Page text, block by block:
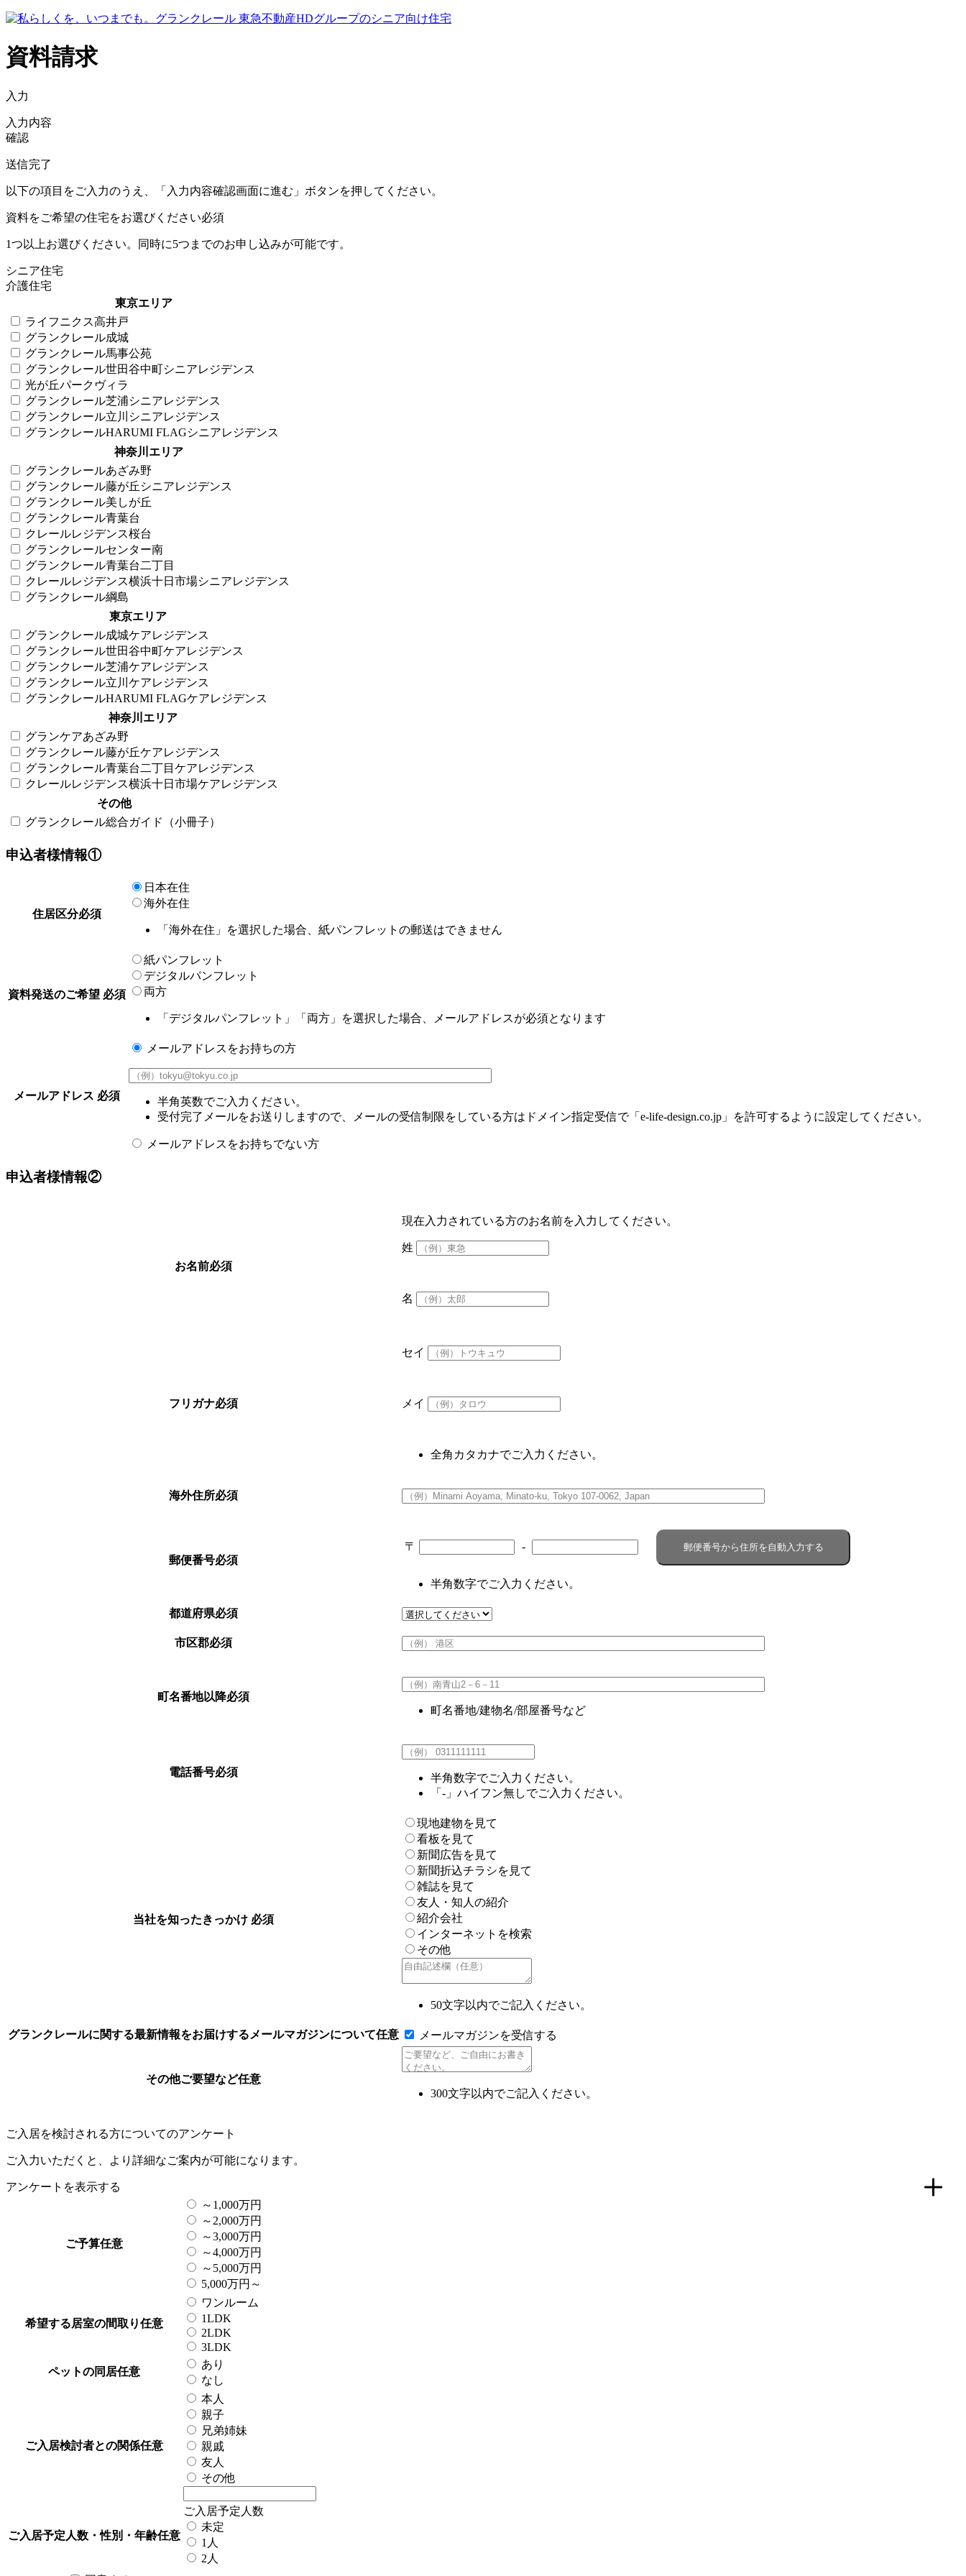
資料請求
入力
入力内容
確認
送信完了
以下の項目をご入力のうえ、「入力内容確認画面に進む」ボタンを押してください。
資料をご希望の住宅をお選びください必須
1つ以上お選びください。同時に5つまでのお申し込みが可能です。
シニア住宅
介護住宅
東京エリア
ライフニクス高井戸
グランクレール成城
グランクレール馬事公苑
グランクレール世田谷中町シニアレジデンス
光が丘パークヴィラ
グランクレール芝浦シニアレジデンス
グランクレール立川シニアレジデンス
グランクレールHARUMI FLAGシニアレジデンス
神奈川エリア
グランクレールあざみ野
グランクレール藤が丘シニアレジデンス
グランクレール美しが丘
グランクレール青葉台
クレールレジデンス桜台
グランクレールセンター南
グランクレール青葉台二丁目
クレールレジデンス横浜十日市場シニアレジデンス
グランクレール綱島
東京エリア
グランクレール成城ケアレジデンス
グランクレール世田谷中町ケアレジデンス
グランクレール芝浦ケアレジデンス
グランクレール立川ケアレジデンス
グランクレールHARUMI FLAGケアレジデンス
神奈川エリア
グランケアあざみ野
グランクレール藤が丘ケアレジデンス
グランクレール青葉台二丁目ケアレジデンス
クレールレジデンス横浜十日市場ケアレジデンス
その他
グランクレール総合ガイド（小冊子）
申込者様情報①
住居区分必須
日本在住
海外在住
「海外在住」を選択した場合、紙パンフレットの郵送はできません
資料発送のご希望 必須
紙パンフレット
デジタルパンフレット
両方
「デジタルパンフレット」「両方」を選択した場合、メールアドレスが必須となります
メールアドレス 必須
メールアドレスをお持ちの方
半角英数でご入力ください。
受付完了メールをお送りしますので、メールの受信制限をしている方はドメイン指定受信で「e-life-design.co.jp」を許可するように設定してください。
メールアドレスをお持ちでない方
申込者様情報②
お名前必須
現在入力されている方のお名前を入力してください。
姓
名
フリガナ必須
セイ
メイ
全角カタカナでご入力ください。
海外住所必須
郵便番号必須
〒 - 郵便番号から住所を自動入力する
半角数字でご入力ください。
都道府県必須
市区郡必須
町名番地以降必須
町名番地/建物名/部屋番号など
電話番号必須
半角数字でご入力ください。
「-」ハイフン無しでご入力ください。
当社を知ったきっかけ 必須
現地建物を見て
看板を見て
新聞広告を見て
新聞折込チラシを見て
雑誌を見て
友人・知人の紹介
紹介会社
インターネットを検索
その他
50文字以内でご記入ください。
グランクレールに関する最新情報をお届けするメールマガジンについて任意 メールマガジンを受信する
その他ご要望など任意
300文字以内でご記入ください。
ご入居を検討される方についてのアンケート
ご入力いただくと、より詳細なご案内が可能になります。
アンケートを表示する
ご予算任意
～1,000万円
～2,000万円
～3,000万円
～4,000万円
～5,000万円
5,000万円～
希望する居室の間取り任意
ワンルーム
1LDK
2LDK
3LDK
ペットの同居任意
あり
なし
ご入居検討者との関係任意
本人
親子
兄弟姉妹
親戚
友人
その他
ご入居予定人数・性別・年齢任意
ご入居予定人数
未定
1人
2人